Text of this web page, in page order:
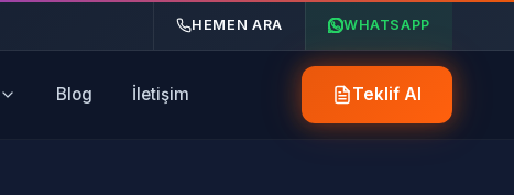
HEMEN ARA WHATSAPP
Blog İletişim Teklif Al